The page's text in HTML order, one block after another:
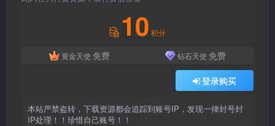
10 积分
黄金天使 免费 钻石天使 免费
登录购买
本站严禁盗转，下载资源都会追踪到账号IP，发现一律封号封
IP处理！！珍惜自己账号！！